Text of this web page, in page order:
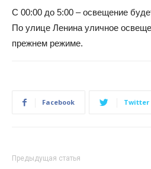
С 00:00 до 5:00 – освещение
По улице Ленина уличное
прежнем режиме.
Facebook Twitter
Предыдущая статья